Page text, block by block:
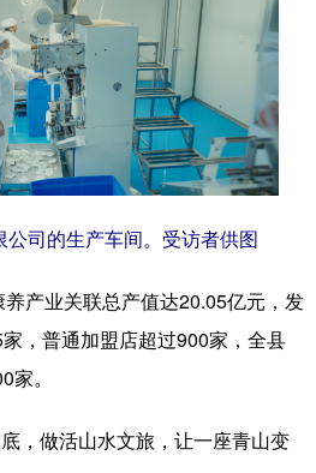
公司的生产车间。受访者供图
产业关联总产值达20.05亿元，发
，普通加盟店超过900家，全县
。
做活山水文旅，让一座青山变